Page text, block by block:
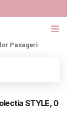
Pasageri
STYLE, 0